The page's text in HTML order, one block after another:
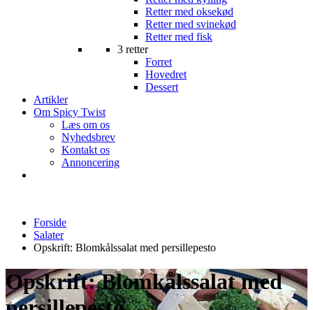
Retter med oksekød
Retter med svinekød
Retter med fisk
3 retter
Forret
Hovedret
Dessert
Artikler
Om Spicy Twist
Læs om os
Nyhedsbrev
Kontakt os
Annoncering
Forside
Salater
Opskrift: Blomkålssalat med persillepesto
Opskrift: Blomkålssalat med